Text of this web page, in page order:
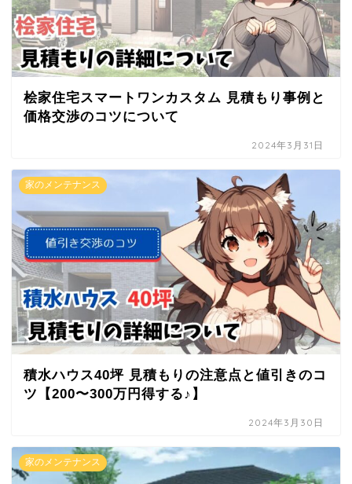
桧家住宅スマートワンカスタム 見積もり事例と
価格交渉のコツについて
2024年3月31日
家のメンテナンス
積水ハウス40坪 見積もりの注意点と値引きのコ
ツ【200〜300万円得する♪】
2024年3月30日
家のメンテナンス